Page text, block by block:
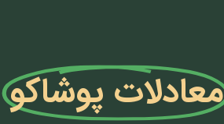
معادلات پوشاکو